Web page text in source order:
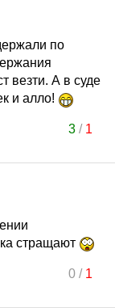
по
везти. А в суде
и алло!
3/ 1
стращают
0/ 1